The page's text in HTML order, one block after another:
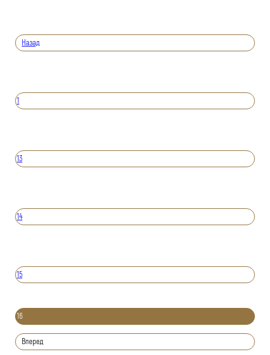
Назад
1
13
14
15
16
Вперед